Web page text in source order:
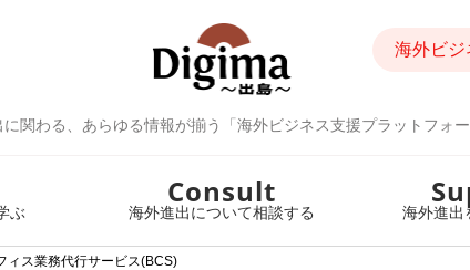
に関わる、あらゆる情報が揃う「海外ビジネス支援プラットフォ
海外ビジ
ぶ
Consult
海外進出について相談する 海外進出
ィス業務代行サービス(BCS)